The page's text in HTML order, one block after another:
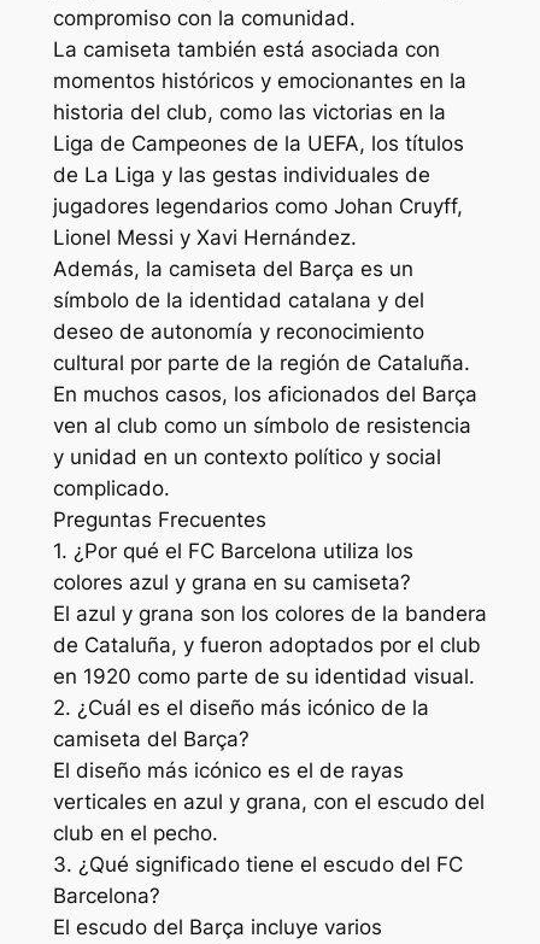
compromiso con la comunidad.
La camiseta también está asociada con
momentos históricos y emocionantes en la
historia del club, como las victorias en la
Liga de Campeones de la UEFA, los títulos
de La Liga y las gestas individuales de
jugadores legendarios como Johan Cruyff,
Lionel Messi y Xavi Hernández.
Además, la camiseta del Barça es un
símbolo de la identidad catalana y del
deseo de autonomía y reconocimiento
cultural por parte de la región de Cataluña.
En muchos casos, los aficionados del Barça
ven al club como un símbolo de resistencia
y unidad en un contexto político y social
complicado.
Preguntas Frecuentes
1. ¿Por qué el FC Barcelona utiliza los
colores azul y grana en su camiseta?
El azul y grana son los colores de la bandera
de Cataluña, y fueron adoptados por el club
en 1920 como parte de su identidad visual.
2. ¿Cuál es el diseño más icónico de la
camiseta del Barça?
El diseño más icónico es el de rayas
verticales en azul y grana, con el escudo del
club en el pecho.
3. ¿Qué significado tiene el escudo del FC
Barcelona?
El escudo del Barça incluye varios